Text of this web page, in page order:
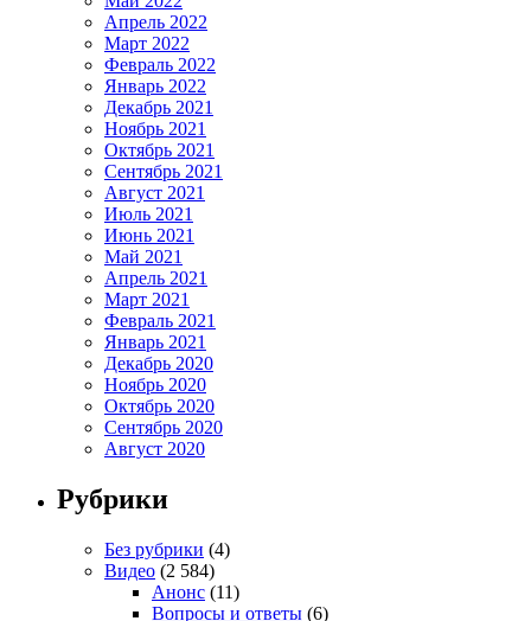
Апрель 2022
Март 2022
Февраль 2022
Январь 2022
Декабрь 2021
Ноябрь 2021
Октябрь 2021
Сентябрь 2021
Август 2021
Июль 2021
Июнь 2021
Май 2021
Апрель 2021
Март 2021
Февраль 2021
Январь 2021
Декабрь 2020
Ноябрь 2020
Октябрь 2020
Сентябрь 2020
Август 2020
Рубрики
Без рубрики (4)
Видео (2 584)
Анонс (11)
Вопросы и ответы (6)